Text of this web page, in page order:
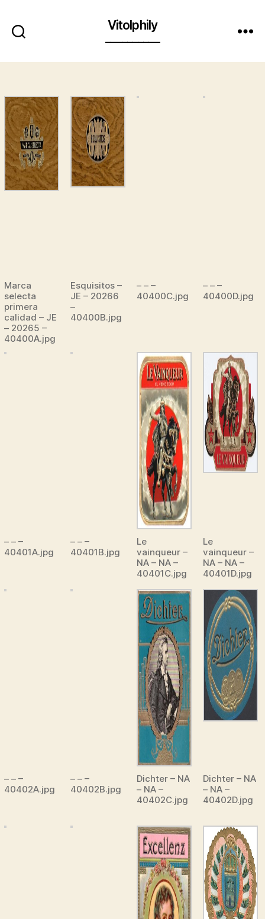
Vitolphily
Marca
selecta
primera
calidad – JE
– 20265 –
40400A.jpg
Esquisitos –
JE – 20266
–
40400B.jpg
– – –
40400C.jpg
– – –
40400D.jpg
– – –
40401A.jpg
– – –
40401B.jpg
Le
vainqueur –
NA – NA –
40401C.jpg
Le
vainqueur –
NA – NA –
40401D.jpg
– – –
40402A.jpg
– – –
40402B.jpg
Dichter – NA
– NA –
40402C.jpg
Dichter – NA
– NA –
40402D.jpg